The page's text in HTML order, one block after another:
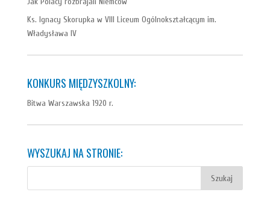
Ks. Ignacy Skorupka w VIII Liceum Ogólnokształcącym im.
Władysława IV
KONKURS MIĘDZYSZKOLNY:
Bitwa Warszawska 1920 r.
WYSZUKAJ NA STRONIE: